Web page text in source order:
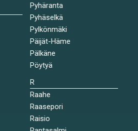
Pyhäranta
Pyhäselkä
Pylkönmäki
Päijät-Häme
Pälkäne
Pöytyä
R
Raahe
Raasepori
Raisio